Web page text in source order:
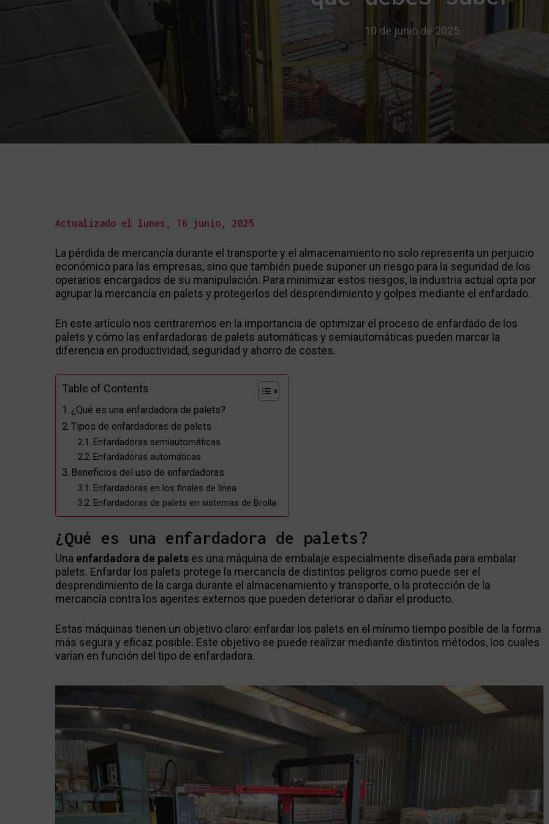
10 de junio de 2025
Actualizado el lunes, 16 junio, 2025
La pérdida de mercancía durante el transporte y el almacenamiento no solo representa un perjuicio
económico para las empresas, sino que también puede suponer un riesgo para la seguridad de los
operarios encargados de su manipulación. Para minimizar estos riesgos, la industria actual opta por
agrupar la mercancía en palets y protegerlos del desprendimiento y golpes mediante el enfardado.
En este artículo nos centraremos en la importancia de optimizar el proceso de enfardado de los
palets y cómo las enfardadoras de palets automáticas y semiautomáticas pueden marcar la
diferencia en productividad, seguridad y ahorro de costes.
Table of Contents
¿Qué es una enfardadora de palets?
Tipos de enfardadoras de palets
Enfardadoras semiautomáticas
Enfardadoras automáticas
Beneficios del uso de enfardadoras
Enfardadoras en los finales de línea
Enfardadoras de palets en sistemas de Brolla
¿Qué es una enfardadora de palets?
Una enfardadora de palets es una máquina de embalaje especialmente diseñada para embalar
palets. Enfardar los palets protege la mercancía de distintos peligros como puede ser el
desprendimiento de la carga durante el almacenamiento y transporte, o la protección de la
mercancía contra los agentes externos que pueden deteriorar o dañar el producto.
Estas máquinas tienen un objetivo claro: enfardar los palets en el mínimo tiempo posible de la forma
más segura y eficaz posible. Este objetivo se puede realizar mediante distintos métodos, los cuales
varían en función del tipo de enfardadora.